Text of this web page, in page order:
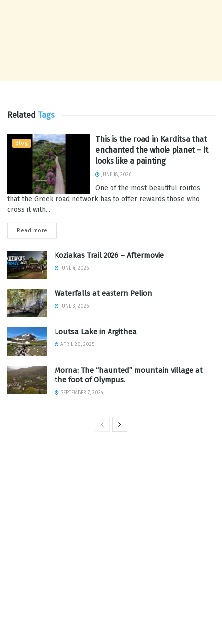
Related Tags
Blog
This is the road in Karditsa that
enchanted the whole planet – It
looks like a painting
JUNE 18, 2026
One of the most beautiful routes
that the Greek road network has to offer rewards those who
cross it with...
Read more
Koziakas Trail 2026 – Aftermovie
JUNE 4, 2026
Waterfalls at eastern Pelion
JUNE 3, 2026
Loutsa Lake in Argithea
APRIL 20, 2025
Morna: The “haunted” mountain village at
the foot of Olympus.
SEPTEMBER 7, 2024